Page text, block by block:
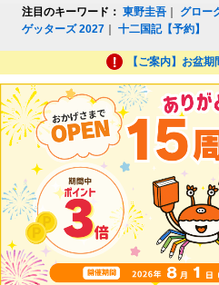
注目のキーワード： 東野圭吾 グロー
ゲッターズ 2027 ｜十二国記【予約】
【ご案内】お盆